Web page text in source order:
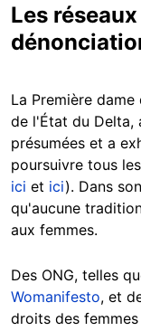
Les
La Première dame
de l'État du Delta,
présumées et a
poursuivre tous
ici et ici). Dans
qu'aucune
aux femmes.
Des ONG, telles
Womanifesto, et
droits des